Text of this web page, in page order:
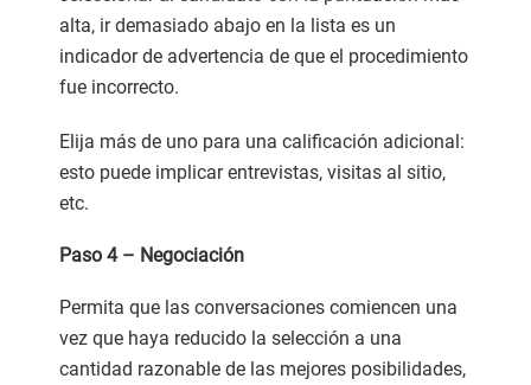
alta, ir demasiado abajo en la lista es un
indicador de advertencia de que el procedimiento
fue incorrecto.
Elija más de uno para una calificación adicional:
esto puede implicar entrevistas, visitas al sitio,
etc.
Paso 4 – Negociación
Permita que las conversaciones comiencen una
vez que haya reducido la selección a una
cantidad razonable de las mejores posibilidades,